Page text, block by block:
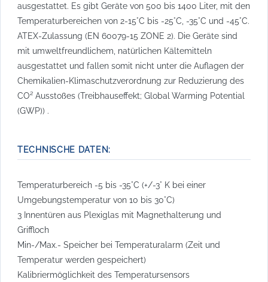
ausgestattet. Es gibt Geräte von 500 bis 1400 Liter, mit den
Temperaturbereichen von 2-15°C bis -25°C, -35°C und -45°C.
ATEX-Zulassung (EN 60079-15 ZONE 2). Die Geräte sind
mit umweltfreundlichem, natürlichen Kältemitteln
ausgestattet und fallen somit nicht unter die Auflagen der
Chemikalien-Klimaschutzverordnung zur Reduzierung des
CO² Ausstoßes (Treibhauseffekt; Global Warming Potential
(GWP)) .
TECHNISCHE DATEN:
Temperaturbereich -5 bis -35°C (+/-3° K bei einer
Umgebungstemperatur von 10 bis 30°C)
3 Innentüren aus Plexiglas mit Magnethalterung und
Griffloch
Min-/Max.- Speicher bei Temperaturalarm (Zeit und
Temperatur werden gespeichert)
Kalibriermöglichkeit des Temperatursensors